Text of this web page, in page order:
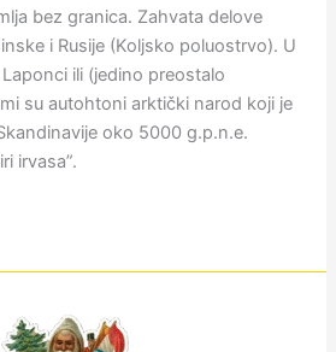
bez granica. Zahvata delove
i Rusije (Koljsko poluostrvo). U
ili (jedino preostalo
su autohtoni arktički narod koji je
oko 5000 g.p.n.e.
irvasa”.